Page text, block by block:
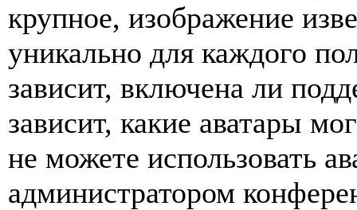
крупное, изображение
уникально для каждого
зависит, включена ли
зависит, какие аватары
не можете использовать
администратором